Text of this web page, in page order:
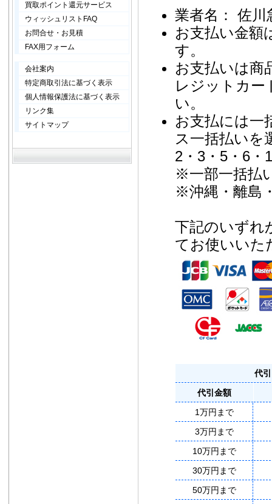
買取ポイント還元サービス
ウィッシュリストFAQ
お問合せ・お見積
FAX用フォーム
会社案内
特定商取引法に基づく表示
個人情報保護法に基づく表示
リンク集
サイトマップ
業者名： 佐川
お支払い金額
す。
お支払いは商
レジットカー
い。
お支払には一
ス一括払いを
2・3・5・6・
※一部一括払
※沖縄・離島
下記のいずれ
てお使いいた
代
代引金額
1万円まで
3万円まで
10万円まで
30万円まで
50万円まで